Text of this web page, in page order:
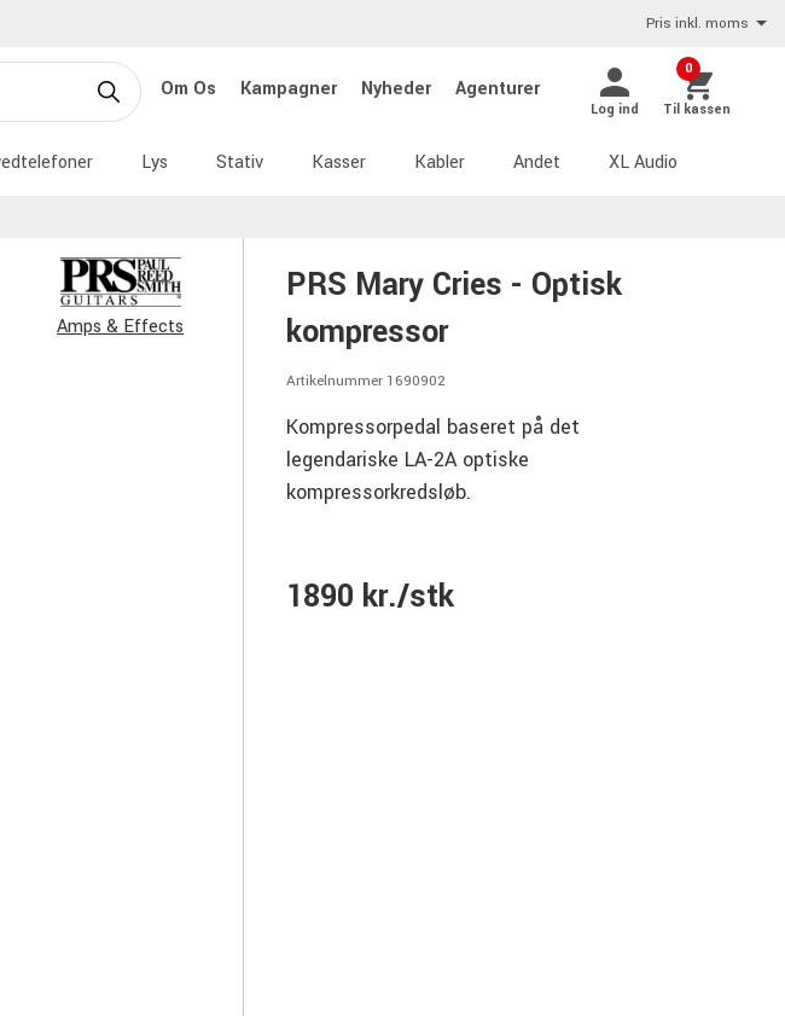
Pris inkl. moms
Om Os Kampagner Nyheder Agenturer
Log ind
0
Til kassen
Lys Stativ Kasser Kabler Andet XL Audio
Amps & Effects
PRS Mary Cries - Optisk
kompressor
Artikelnummer 1690902
Kompressorpedal baseret på det
legendariske LA-2A optiske
kompressorkredsløb.
1890 kr./stk